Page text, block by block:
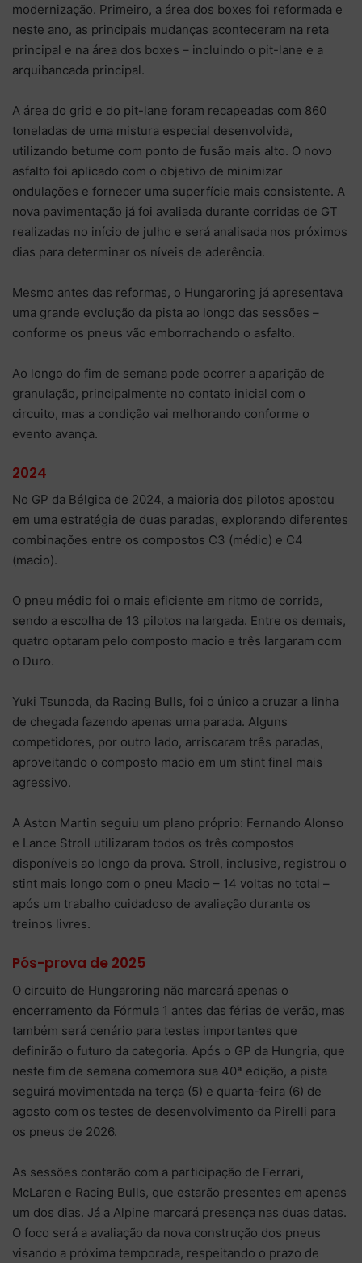
modernização. Primeiro, a área dos boxes foi reformada e
neste ano, as principais mudanças aconteceram na reta
principal e na área dos boxes – incluindo o pit-lane e a
arquibancada principal.
A área do grid e do pit-lane foram recapeadas com 860
toneladas de uma mistura especial desenvolvida,
utilizando betume com ponto de fusão mais alto. O novo
asfalto foi aplicado com o objetivo de minimizar
ondulações e fornecer uma superfície mais consistente. A
nova pavimentação já foi avaliada durante corridas de GT
realizadas no início de julho e será analisada nos próximos
dias para determinar os níveis de aderência.
Mesmo antes das reformas, o Hungaroring já apresentava
uma grande evolução da pista ao longo das sessões –
conforme os pneus vão emborrachando o asfalto.
Ao longo do fim de semana pode ocorrer a aparição de
granulação, principalmente no contato inicial com o
circuito, mas a condição vai melhorando conforme o
evento avança.
2024
No GP da Bélgica de 2024, a maioria dos pilotos apostou
em uma estratégia de duas paradas, explorando diferentes
combinações entre os compostos C3 (médio) e C4
(macio).
O pneu médio foi o mais eficiente em ritmo de corrida,
sendo a escolha de 13 pilotos na largada. Entre os demais,
quatro optaram pelo composto macio e três largaram com
o Duro.
Yuki Tsunoda, da Racing Bulls, foi o único a cruzar a linha
de chegada fazendo apenas uma parada. Alguns
competidores, por outro lado, arriscaram três paradas,
aproveitando o composto macio em um stint final mais
agressivo.
A Aston Martin seguiu um plano próprio: Fernando Alonso
e Lance Stroll utilizaram todos os três compostos
disponíveis ao longo da prova. Stroll, inclusive, registrou o
stint mais longo com o pneu Macio – 14 voltas no total –
após um trabalho cuidadoso de avaliação durante os
treinos livres.
Pós-prova de 2025
O circuito de Hungaroring não marcará apenas o
encerramento da Fórmula 1 antes das férias de verão, mas
também será cenário para testes importantes que
definirão o futuro da categoria. Após o GP da Hungria, que
neste fim de semana comemora sua 40ª edição, a pista
seguirá movimentada na terça (5) e quarta-feira (6) de
agosto com os testes de desenvolvimento da Pirelli para
os pneus de 2026.
As sessões contarão com a participação de Ferrari,
McLaren e Racing Bulls, que estarão presentes em apenas
um dos dias. Já a Alpine marcará presença nas duas datas.
O foco será a avaliação da nova construção dos pneus
visando a próxima temporada, respeitando o prazo de